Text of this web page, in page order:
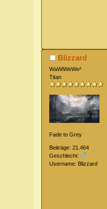
Blizzard
WaWiWeWe²
Titan
Fade to Grey
Beiträge: 21.464
Geschlecht:
Username: Blizzard